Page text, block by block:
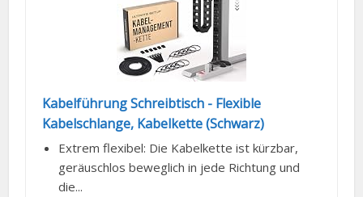
Kabelführung Schreibtisch - Flexible
Kabelschlange, Kabelkette (Schwarz)
Extrem flexibel: Die Kabelkette ist kürzbar,
geräuschlos beweglich in jede Richtung und
die...